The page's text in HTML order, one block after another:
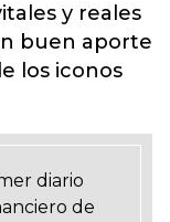
y reales
buen aporte
los iconos
diario
de